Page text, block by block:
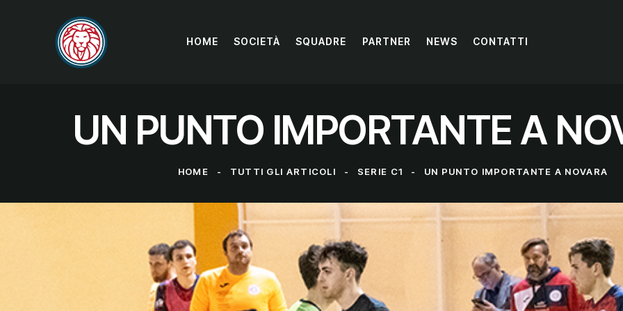
HOME SOCIETÀ SQUADRE PARTNER NEWS CONTATTI
UN PUNTO IMPORTANTE A
HOME TUTTI GLI ARTICOLI SERIE C1 UN PUNTO IMPORTANTE A NOVARA